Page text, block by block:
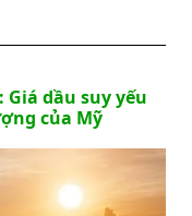
dầu suy yếu
của Mỹ